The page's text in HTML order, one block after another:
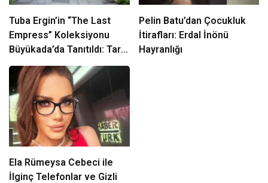
Tuba Ergin’in “The Last
Empress” Koleksiyonu
Büyükada’da Tanıtıldı: Tarih
ve Zarafet Buluştu
Pelin Batu’dan Çocukluk
İtirafları: Erdal İnönü
Hayranlığı
Ela Rümeysa Cebeci ile
İlginç Telefonlar ve Gizli